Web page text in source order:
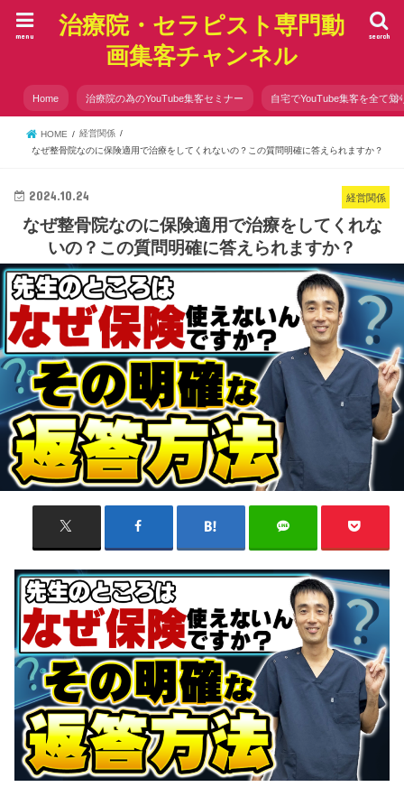
治療院・セラピスト専門動
画集客チャンネル
search
menu
Home 治療院の為のYouTube集客セミナー 自宅でYouTube集客を全て知
HOME
経営関係
なぜ整骨院なのに保険適用で治療をしてくれないの？この質問明確に答えられますか？
経営関係
2024.10.24
なぜ整骨院なのに保険適用で治療をしてくれな
いの？この質問明確に答えられますか？